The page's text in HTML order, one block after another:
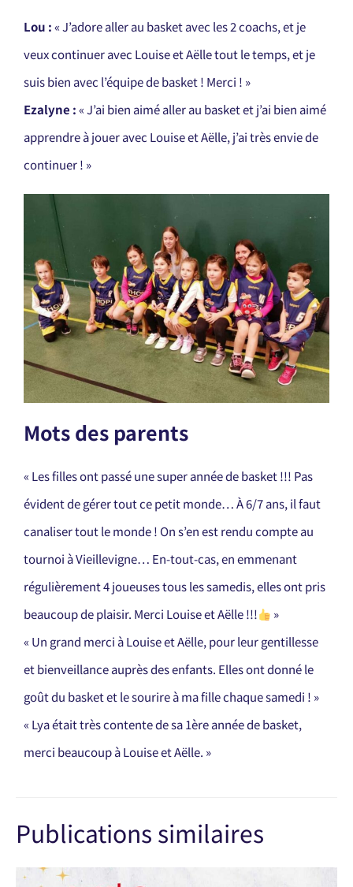
Lou :« J’adore aller au basket avec les 2 coachs, et je
veux continuer avec Louise et Aëlle tout le temps, et je
suis bien avec l’équipe de basket ! Merci ! »
Ezalyne :« J’ai bien aimé aller au basket et j’ai bien aimé
apprendre à jouer avec Louise et Aëlle, j’ai très envie de
continuer ! »
Mots des parents
« Les filles ont passé une super année de basket !!! Pas
évident de gérer tout ce petit monde… À 6/7 ans, il faut
canaliser tout le monde ! On s’en est rendu compte au
tournoi à Vieillevigne… En-tout-cas, en emmenant
régulièrement 4 joueuses tous les samedis, elles ont pris
beaucoup de plaisir. Merci Louise et Aëlle !!!
»
« Un grand merci à Louise et Aëlle, pour leur gentillesse
et bienveillance auprès des enfants. Elles ont donné le
goût du basket et le sourire à ma fille chaque samedi ! »
« Lya était très contente de sa 1ère année de basket,
merci beaucoup à Louise et Aëlle. »
Publications similaires